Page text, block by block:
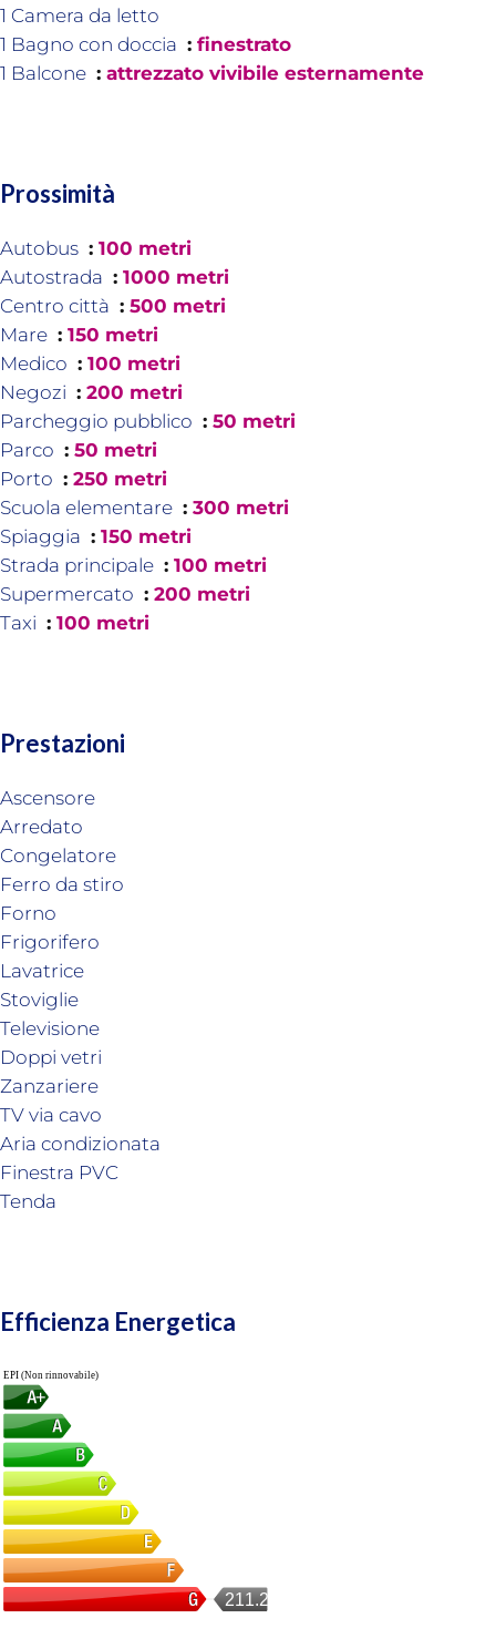
1 Camera da letto
1 Bagno con doccia
finestrato
1 Balcone
attrezzato vivibile esternamente
Prossimità
Autobus
100 metri
Autostrada
1000 metri
Centro città
500 metri
Mare
150 metri
Medico
100 metri
Negozi
200 metri
Parcheggio pubblico
50 metri
Parco
50 metri
Porto
250 metri
Scuola elementare
300 metri
Spiaggia
150 metri
Strada principale
100 metri
Supermercato
200 metri
Taxi
100 metri
Prestazioni
Ascensore
Arredato
Congelatore
Ferro da stiro
Forno
Frigorifero
Lavatrice
Stoviglie
Televisione
Doppi vetri
Zanzariere
TV via cavo
Aria condizionata
Finestra PVC
Tenda
Efficienza Energetica
EPI (Non rinnovabile)
211.26